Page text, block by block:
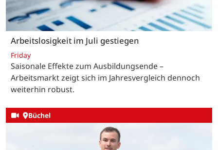
Arbeitslosigkeit im Juli gestiegen
Friday
Saisonale Effekte zum Ausbildungsende –
Arbeitsmarkt zeigt sich im Jahresvergleich dennoch
weiterhin robust.
Büchel